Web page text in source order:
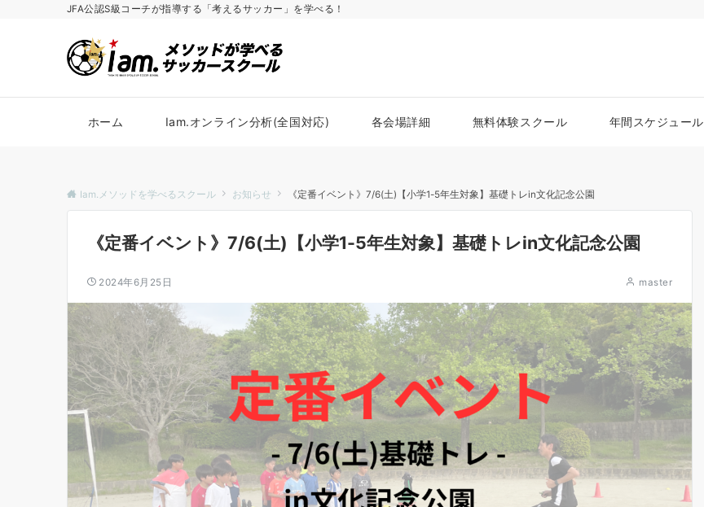
JFA公認S級コーチが指導する「考えるサッカー」を学べる！
ホーム Iam.オンライン分析(全国対応) 各会場詳細 無料体験スクール 年間スケジュール
Iam.メソッドを学べるスクール お知らせ 《定番イベント》7/6(土)【小学1-5年生対象】基礎トレin文化記念公園
《定番イベント》7/6(土)【小学1-5年生対象】基礎トレin文化記念公園
2024年6月25日 master